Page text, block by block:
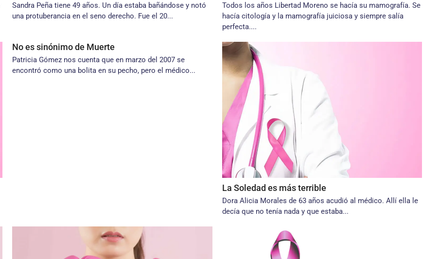
Sandra Peña tiene 49 años. Un día estaba bañándose y notó
una protuberancia en el seno derecho. Fue el 20...
Todos los años Libertad Moreno se hacía su mamografía. Se
hacía citología y la mamografía juiciosa y siempre salía
perfecta....
No es sinónimo de Muerte
Patricia Gómez nos cuenta que en marzo del 2007 se
encontró como una bolita en su pecho, pero el médico...
La Soledad es más terrible
Dora Alicia Morales de 63 años acudió al médico. Allí ella le
decía que no tenía nada y que estaba...